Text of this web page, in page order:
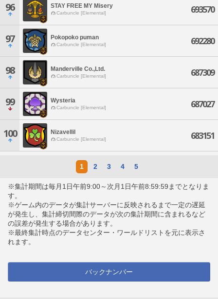
96 STAY FREE MY Misery
Carbuncle [Elemental] 693570
97 Pokopoko puman
Carbuncle [Elemental] 692280
98 Manderville Co.,Ltd.
Carbuncle [Elemental] 687309
99 Wysteria
Carbuncle [Elemental] 687027
100 Nizavellil
Carbuncle [Elemental] 683151
1 2 3 4 5
※集計期間は毎月1日午前9:00～次月1日午前8:59:59までとなりま
す。
※ゲーム内のデータが集計サーバーに反映されるまで一定の遅延
が発生し、集計締切間際のデータが次の集計期間に含まれるなど
の誤差が発生する場合があります。
※最終集計時点のデータセンター・ワールドリストを元に表示さ
れます。
バックナンバー